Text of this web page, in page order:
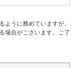
ように務めていますが、
場合がございます。ご了